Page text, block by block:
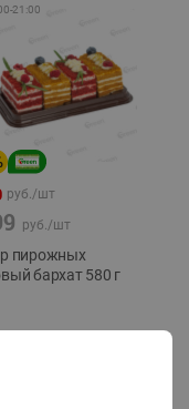
-21:00
руб./шт
руб./шт
пирожных
бархат 580 г